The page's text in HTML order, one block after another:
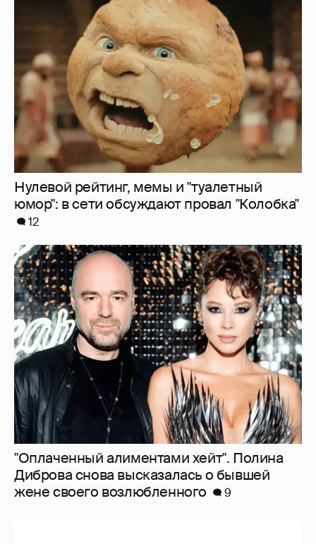
Нулевой рейтинг, мемы и "туалетный
юмор": в сети обсуждают провал "Колобка"
"Оплаченный алиментами хейт". Полина
Диброва снова высказалась о бывшей
жене своего возлюбленного
9